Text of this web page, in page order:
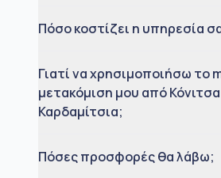
Πόσο κοστίζει η υπηρεσία
Γιατί να χρησιμοποιήσω το
μετακόμιση μου από Κόνιτσα
Καρδαμίτσια;
Πόσες προσφορές θα λάβω;